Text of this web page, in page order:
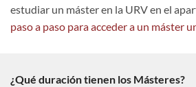
estudiar un máster en la URV en el
paso a paso para acceder a un máster
¿Qué duración tienen los Másteres?